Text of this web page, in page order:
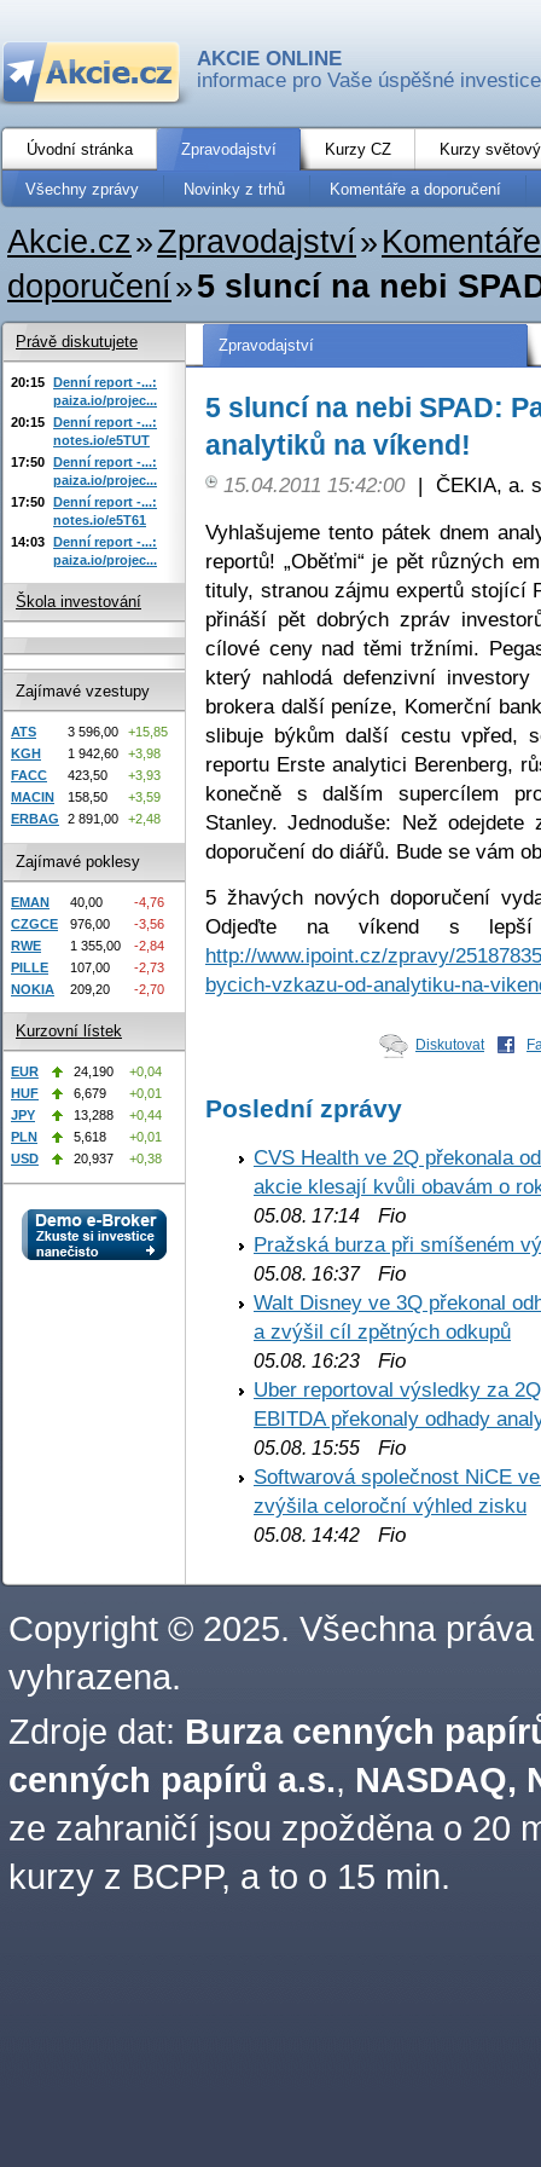
AKCIE ONLINE
informace pro Vaše úspěšné investice
Úvodní stránka Zpravodajství Kurzy CZ Kurzy
Všechny zprávy Novinky z trhů Komentáře a doporučení
Akcie.cz»Zpravodajství»
doporučení»5 sluncí na nebi
Zpravodajství
5 sluncí na nebi SPAD:
analytiků na víkend!
15.04.2011 15:42:00 | ČEKIA, a.
Vyhlašujeme tento pátek dnem
reportů! „Oběťmi“ je pět různých
tituly, stranou zájmu expertů stojící
přináší pět dobrých zpráv
cílové ceny nad těmi tržními.
který nahlodá defenzivní
brokera další peníze, Komerční
slibuje býkům další cestu vpřed,
reportu Erste analytici Berenberg,
konečně s dalším supercílem
Stanley. Jednoduše: Než
doporučení do diářů. Bude se vám
5 žhavých nových doporučení
Odjeďte na víkend s lepší
http://www.ipoint.cz/zpravy/
bycich-vzkazu-od-analytiku-na-
Diskutovat
Poslední zprávy
CVS Health ve 2Q překonala
akcie klesají kvůli obavám o
05.08. 17:14 Fio
Pražská burza při smíšeném
05.08. 16:37Fio
Walt Disney ve 3Q překonal
a zvýšil cíl zpětných odkupů
05.08. 16:23 Fio
Uber reportoval výsledky za
EBITDA překonaly odhady
05.08. 15:55 Fio
Softwarová společnost NiCE
zvýšila celoroční výhled zisku
05.08. 14:42 Fio
Právě diskutujete
20:15 Denní report -...:
paiza.io/projec...
20:15 Denní report -...:
notes.io/e5TUT
17:50 Denní report -...:
paiza.io/projec...
17:50 Denní report -...:
notes.io/e5T61
14:03 Denní report -...:
paiza.io/projec...
Škola investování
Zajímavé vzestupy
ATS 3 596,00
+15,85
KGH
1 942,60
+3,98
FACC
423,50
+3,93
MACIN
158,50
+3,59
ERBAG
2 891,00 +2,48
Zajímavé poklesy
EMAN 40,00
-4,76
CZGCE
976,00
-3,56
RWE
1 355,00
-2,84
PILLE
107,00
-2,73
NOKIA
209,20 -2,70
Kurzovní lístek
EUR 24,190
+0,04
HUF
6,679
+0,01
JPY
13,288
+0,44
PLN
5,618
+0,01
USD
20,937 +0,38
Copyright © 2025. Všechna práva
vyhrazena.
Zdroje dat: Burza cenných
cenných papírů a.s., NASDAQ,
ze zahraničí jsou zpožděna o 20
kurzy z BCPP, a to o 15 min.